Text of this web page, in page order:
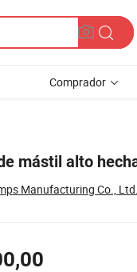
Comprador
mástil alto
Manufacturing Co., Ltd.